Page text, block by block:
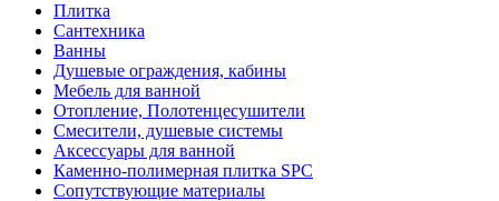
Плитка
Сантехника
Ванны
Душевые ограждения, кабины
Мебель для ванной
Отопление, Полотенцесушители
Смесители, душевые системы
Аксессуары для ванной
Каменно-полимерная плитка SPC
Сопутствующие материалы